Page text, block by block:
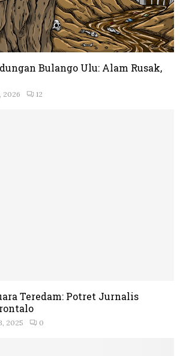
Bulango Ulu: Alam Rusak,
2026 12
Teredam: Potret Jurnalis
2025 0